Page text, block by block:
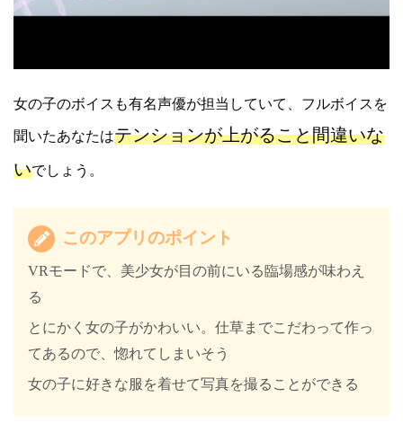
女の子のボイスも有名声優が担当していて、フルボイスを
聞いたあなたはテンションが上がること間違いな
いでしょう。
このアプリのポイント
VRモードで、美少女が目の前にいる臨場感が味わえ
る
とにかく女の子がかわいい。仕草までこだわって作っ
てあるので、惚れてしまいそう
女の子に好きな服を着せて写真を撮ることができる